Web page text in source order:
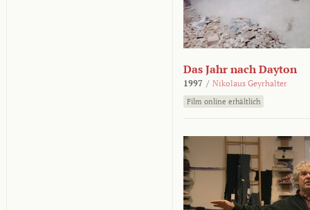
Das Jahr nach Dayton
1997 / Nikolaus Geyrhalter
Film online erhältlich